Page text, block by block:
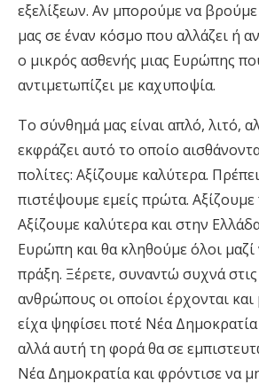
εξελίξεων. Αν μπορούμε να
μας σε έναν κόσμο που αλλάζει ή
ο μικρός ασθενής μιας Ευρώπης
αντιμετωπίζει με καχυποψία.
Το σύνθημά μας είναι απλό, λιτό,
εκφράζει αυτό το οποίο
πολίτες: Αξίζουμε καλύτερα.
πιστέψουμε εμείς πρώτα.
Αξίζουμε καλύτερα και στην
Ευρώπη και θα κληθούμε όλοι
πράξη. Ξέρετε, συναντώ συχνά
ανθρώπους οι οποίοι έρχονται και
είχα ψηφίσει ποτέ Νέα
αλλά αυτή τη φορά θα σε
Νέα Δημοκρατία και φρόντισε να